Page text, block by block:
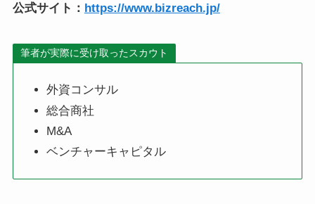
公式サイト： https://www.bizreach.jp/
筆者が実際に受け取ったスカウト
外資コンサル
総合商社
M&A
ベンチャーキャピタル